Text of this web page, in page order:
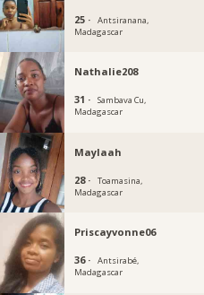
25 ·
Antsiranana,
Madagascar
Nathalie208
31 ·
Sambava Cu,
Madagascar
Maylaah
28 ·
Toamasina,
Madagascar
Priscayvonne06
36 ·
Antsirabé,
Madagascar